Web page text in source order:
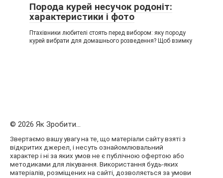
Порода курей несучок родоніт:
характеристики і фото
Птахівники любителі стоять перед вибором: яку породу
курей вибрати для домашнього розведення? Щоб взимку
© 2026 Як Зробити...
Звертаємо вашу увагу на те, що матеріали сайту взяті з
відкритих джерел, і несуть ознайомлювальний
характер і ні за яких умов не є публічною офертою або
методиками для лікування. Використання будь-яких
матеріалів, розміщених на сайті, дозволяється за умови